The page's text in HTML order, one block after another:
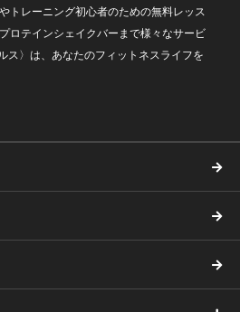
トレーニング初心者のための無料レッス
ロテインシェイクバーまで様々なサービ
ス〉は、あなたのフィットネスライフを